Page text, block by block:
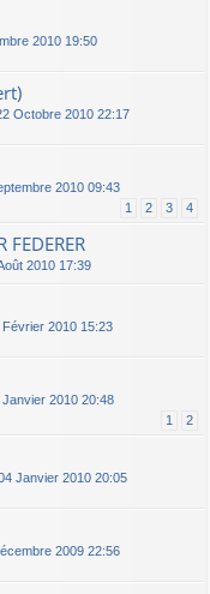
2010 19:50
Octobre 2010 22:17
2010 09:43
1 2 3 4
2010 17:39
2010 15:23
Janvier 2010 20:48
1 2
04 Janvier 2010 20:05
2009 22:56